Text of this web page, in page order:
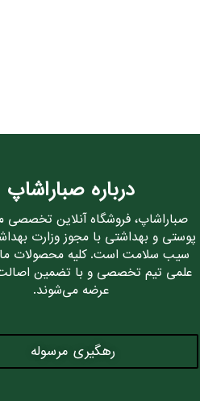
درباره صباراشاپ
صباراشاپ، فروشگاه آنلاین
پوستی و بهداشتی با مجوز وزارت
سیب سلامت است. کلیه محصولات ما
علمی تیم تخصصی و با تضمین
عرضه می‌شوند.
رهگیری مرسوله